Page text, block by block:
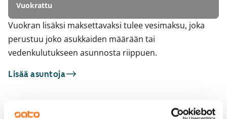
Vuokrattu
Vuokran lisäksi maksettavaksi tulee vesimaksu, joka
perustuu joko asukkaiden määrään tai
vedenkulutukseen asunnosta riippuen.
Lisää asuntoja
Sinua saattaisi kiinnostaa myös